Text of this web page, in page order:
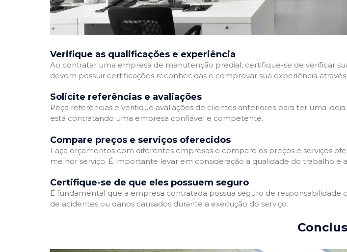
Verifique as qualificações e experiência
Ao contratar uma empresa de manutenção predial, certifique-se de verificar
devem possuir certificações reconhecidas e comprovar sua experiência
Solicite referências e avaliações
Peça referências e verifique avaliações de clientes anteriores para ter uma
está contratando uma empresa confiável e competente.
Compare preços e serviços oferecidos
Faça orçamentos com diferentes empresas e compare os preços e serviços
melhor serviço. É importante levar em consideração a qualidade do trabalho e
Certifique-se de que eles possuem seguro
É fundamental que a empresa contratada possua seguro de
de acidentes ou danos causados durante a execução do serviço.